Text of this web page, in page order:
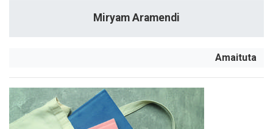
Miryam Aramendi
Amaituta